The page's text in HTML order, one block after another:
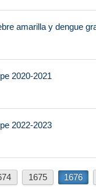
amarilla y dengue
2020-2021
2022-2023
1675 1676